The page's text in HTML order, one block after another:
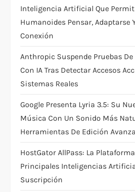
t
i
o
n
Inteligencia Artificial Que
Humanoides Pensar, Adaptarse
Conexión
Anthropic Suspende Pruebas
Con IA Tras Detectar Accesos
Sistemas Reales
Google Presenta Lyria 3.5: Su
Música Con Un Sonido Más
Herramientas De Edición
HostGator AllPass: La
Principales Inteligencias
Suscripción